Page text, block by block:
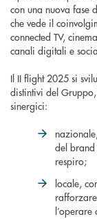
con una nuova fase
che vede il
connected TV,
canali digitali e
Il II flight 2025 si
distintivi del
sinergici:
del
respiro;
locale,